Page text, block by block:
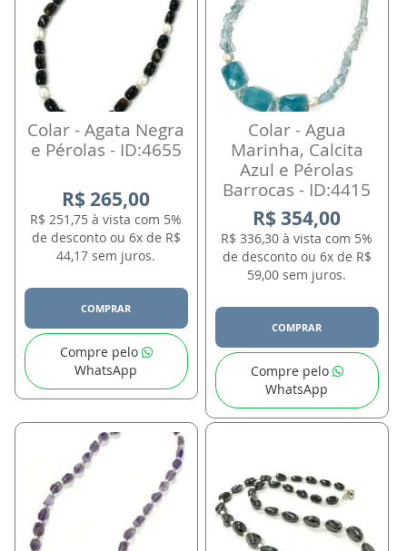
Colar - Agata Negra
e Pérolas - ID:4655
R$ 265,00
R$ 251,75 à vista com 5%
de desconto ou 6x de R$
44,17 sem juros.
COMPRAR
Compre pelo
WhatsApp
Colar - Agua
Marinha, Calcita
Azul e Pérolas
Barrocas - ID:4415
R$ 354,00
R$ 336,30 à vista com 5%
de desconto ou 6x de R$
59,00 sem juros.
COMPRAR
Compre pelo
WhatsApp